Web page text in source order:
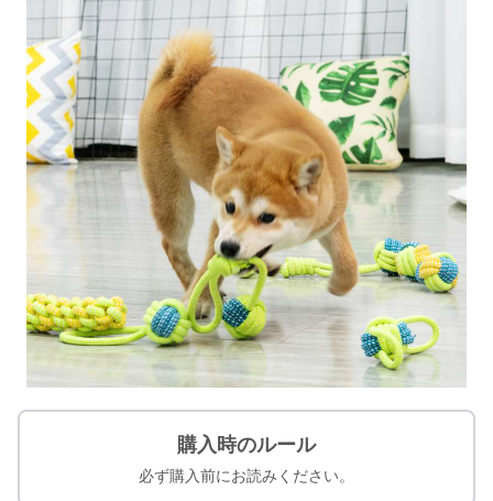
購入時のルール
必ず購入前にお読みください。